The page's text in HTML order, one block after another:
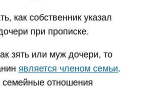
как собственник указал
при прописке.
зять или муж дочери, то
является членом семьи.
семейные отношения